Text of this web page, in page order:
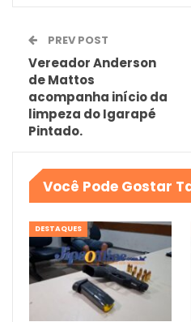
PREV POST
Vereador Anderson
de Mattos
acompanha início da
limpeza do Igarapé
Pintado.
Você Pode Gostar
DESTAQUES